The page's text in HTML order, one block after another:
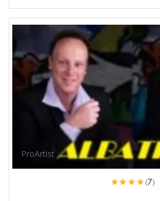
ProArtist
(7)